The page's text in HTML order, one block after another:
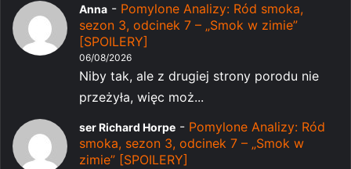
Anna - Pomylone Analizy: Ród smoka,
sezon 3, odcinek 7 – „Smok w zimie”
[SPOILERY]
06/08/2026
Niby tak, ale z drugiej strony porodu nie
przeżyła, więc moż...
ser Richard Horpe - Pomylone Analizy: Ród
smoka, sezon 3, odcinek 7 – „Smok w
zimie” [SPOILERY]